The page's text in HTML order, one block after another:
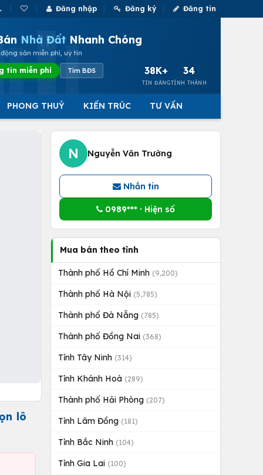
Đăng nhập Đăng ký Đăng tin
Nhà Đất Nhanh Chóng
sản miễn phí, uy tín
tin miễn phí Tìm BĐS 38K+
TIN ĐĂNG
34
TỈNH THÀNH
PHONG THUỶ KIẾN TRÚC TƯ VẤN
lô
N Nguyễn Văn Trường
Nhắn tin
0989*** · Hiện số
Mua bán theo tỉnh
Thành phố Hồ Chí Minh (9,200)
Thành phố Hà Nội (5,785)
Thành phố Đà Nẵng (785)
Thành phố Đồng Nai (368)
Tỉnh Tây Ninh (314)
Tỉnh Khánh Hoà (289)
Thành phố Hải Phòng (207)
Tỉnh Lâm Đồng (181)
Tỉnh Bắc Ninh (104)
Tỉnh Gia Lai (100)